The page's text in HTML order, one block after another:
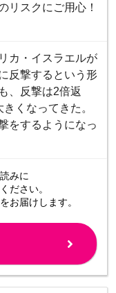
リスクにご用心！
カ・イスラエルが
反撃するという形
、反撃は2倍返
くなってきた。
をするようになっ
みに
ださい。
お届けします。